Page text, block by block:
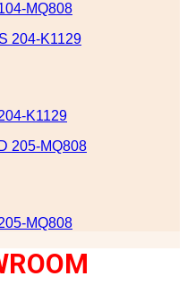
MQ808
K1129
MQ808